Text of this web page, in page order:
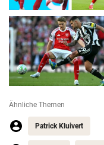
Ähnliche Themen
Patrick Kluivert